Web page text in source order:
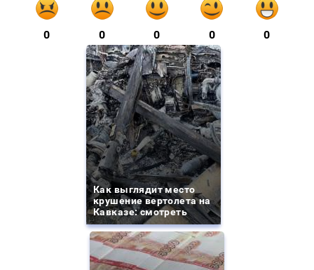
0 0 0 0 0
Как выглядит место
крушение вертолета на
Кавказе: смотреть